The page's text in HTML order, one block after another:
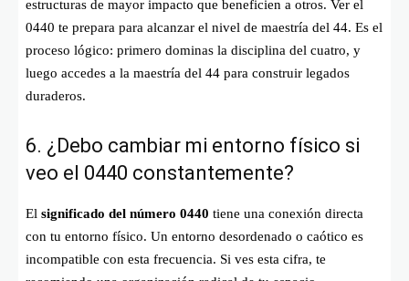
estructuras de mayor impacto que beneficien a otros. Ver el
0440 te prepara para alcanzar el nivel de maestría del 44. Es el
proceso lógico: primero dominas la disciplina del cuatro, y
luego accedes a la maestría del 44 para construir legados
duraderos.
6. ¿Debo cambiar mi entorno físico si
veo el 0440 constantemente?
El significado del número 0440 tiene una conexión directa
con tu entorno físico. Un entorno desordenado o caótico es
incompatible con esta frecuencia. Si ves esta cifra, te